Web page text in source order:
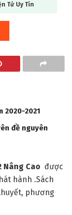
Tử Uy Tín
2020-2021
đề nguyên
Nâng Cao được
hành .Sách
phương